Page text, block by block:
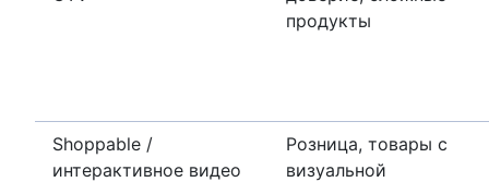
продукты
Shoppable /
интерактивное видео
Розница, товары с
визуальной